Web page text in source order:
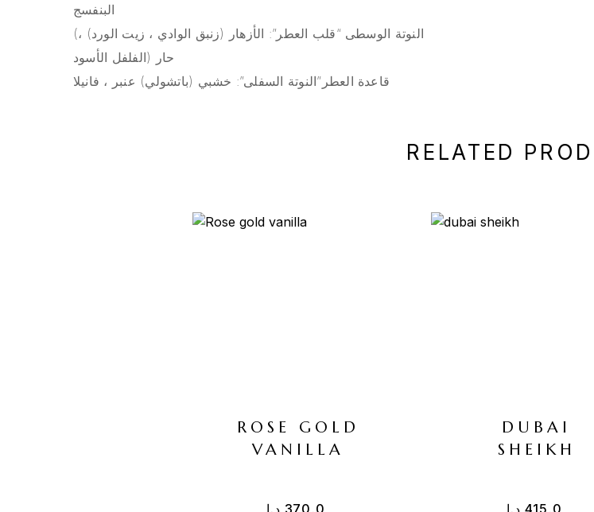
البنفسج
(النوتة الوسطى “قلب العطر”: الأزهار (زنبق الوادي ، زيت الورد) ،
حار (الفلفل الأسود
قاعدة العطر”النوتة السفلى”: خشبي (باتشولي) عنبر ، فانيلا
RELATED
ROSE GOLD
VANILLA
370,0 د.إ
DUBAI
SHEIKH
415,0 د.إ